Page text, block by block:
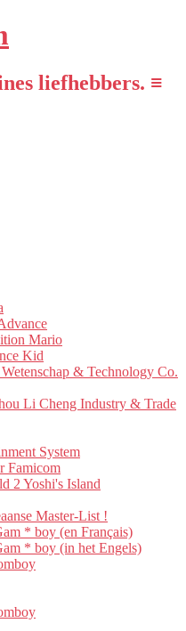
liefhebbers. ≡
Mario
Kid
& Technology Co.
Li Cheng Industry & Trade
System
Famicom
2 Yoshi's Island
Master-List !
* boy (en Français)
* boy (in het Engels)